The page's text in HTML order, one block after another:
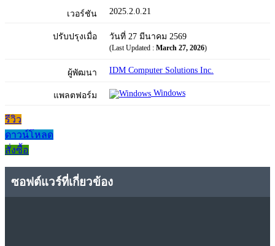
เวอร์ชัน 2025.2.0.21
ปรับปรุงเมื่อ วันที่ 27 มีนาคม 2569
(Last Updated : March 27, 2026)
ผู้พัฒนา IDM Computer Solutions Inc.
แพลตฟอร์ม Windows
รีวิว
ดาวน์โหลด
สั่งซื้อ
ซอฟต์แวร์ที่เกี่ยวข้อง